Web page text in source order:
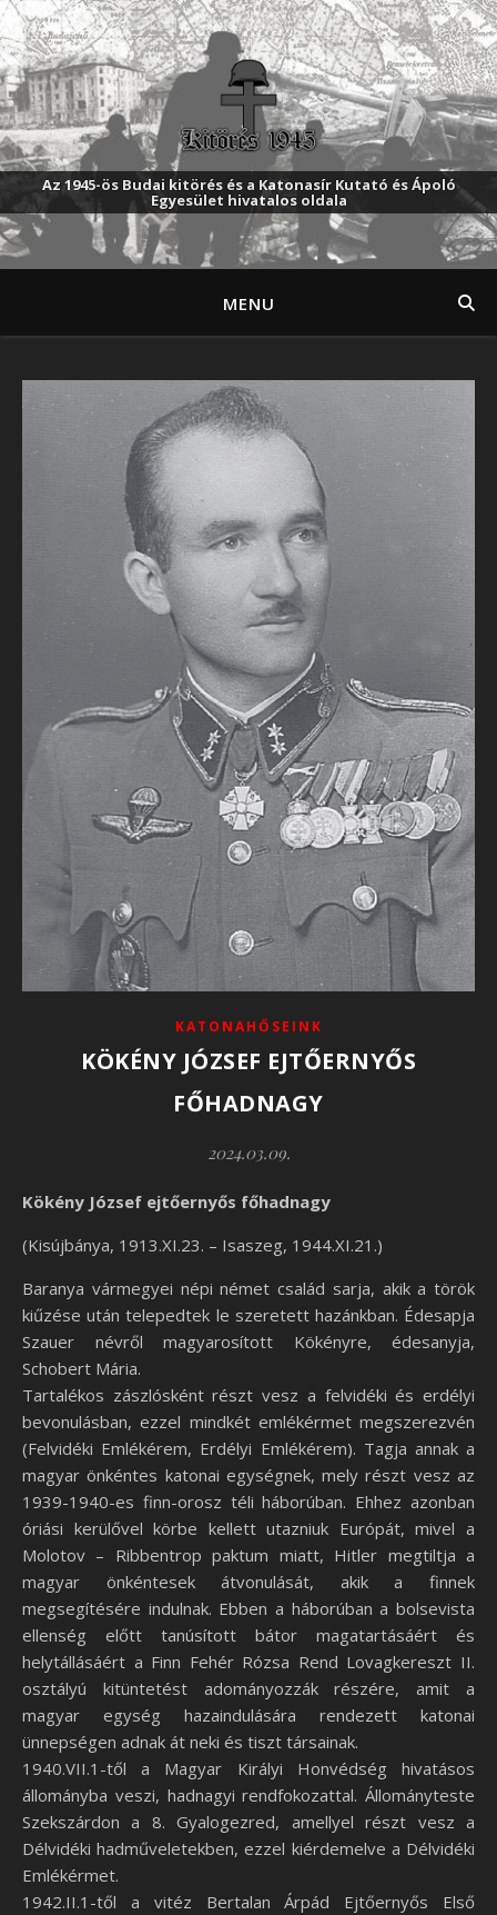
Az 1945-ös Budai kitörés és a Katonasír Kutató és Ápoló
Egyesület hivatalos oldala
MENU
KATONAHŐSEINK
KÖKÉNY JÓZSEF EJTŐERNYŐS
FŐHADNAGY
2024.03.09.
Kökény József ejtőernyős főhadnagy
(Kisújbánya, 1913.XI.23. – Isaszeg, 1944.XI.21.)
Baranya vármegyei népi német család sarja, akik a török
kiűzése után telepedtek le szeretett hazánkban. Édesapja
Szauer névről magyarosított Kökényre, édesanyja,
Schobert Mária.
Tartalékos zászlósként részt vesz a felvidéki és erdélyi
bevonulásban, ezzel mindkét emlékérmet megszerezvén
(Felvidéki Emlékérem, Erdélyi Emlékérem). Tagja annak a
magyar önkéntes katonai egységnek, mely részt vesz az
1939-1940-es finn-orosz téli háborúban. Ehhez azonban
óriási kerülővel körbe kellett utazniuk Európát, mivel a
Molotov – Ribbentrop paktum miatt, Hitler megtiltja a
magyar önkéntesek átvonulását, akik a finnek
megsegítésére indulnak. Ebben a háborúban a bolsevista
ellenség előtt tanúsított bátor magatartásáért és
helytállásáért a Finn Fehér Rózsa Rend Lovagkereszt II.
osztályú kitüntetést adományozzák részére, amit a
magyar egység hazaindulására rendezett katonai
ünnepségen adnak át neki és tiszt társainak.
1940.VII.1-től a Magyar Királyi Honvédség hivatásos
állományba veszi, hadnagyi rendfokozattal. Állományteste
Szekszárdon a 8. Gyalogezred, amellyel részt vesz a
Délvidéki hadműveletekben, ezzel kiérdemelve a Délvidéki
Emlékérmet.
1942.II.1-től a vitéz Bertalan Árpád Ejtőernyős Első